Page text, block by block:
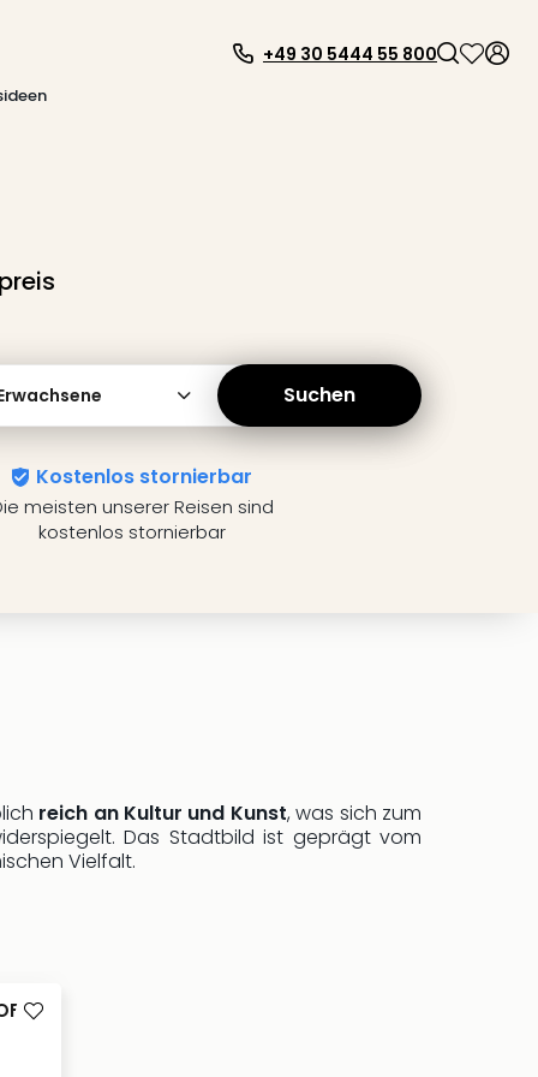
+49 30 5444 55 800
Suchen
Kostenlos stornierbar
meisten unserer Reisen sind
kostenlos stornierbar
reich an Kultur und Kunst, was sich zum
Das Stadtbild ist geprägt vom
Vielfalt.